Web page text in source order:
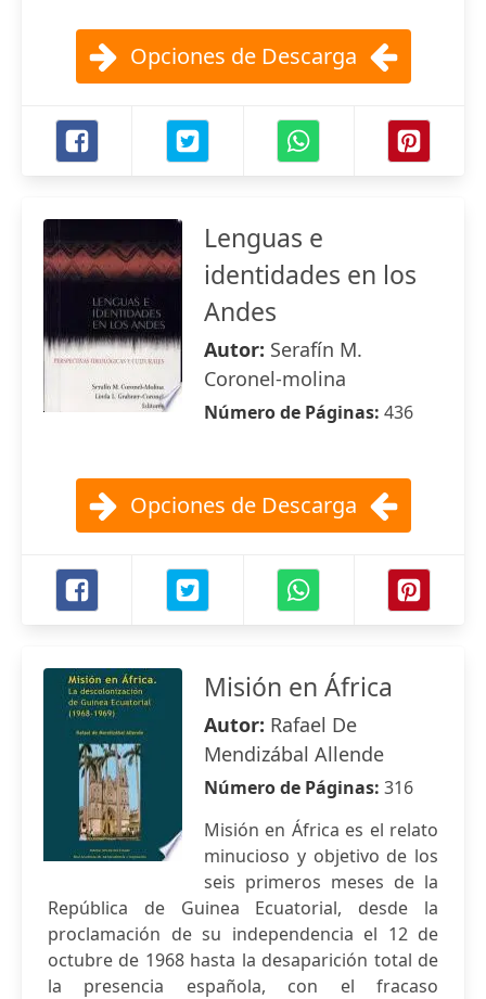
Opciones de Descarga
Lenguas e
identidades en los
Andes
Autor: Serafín M.
Coronel-molina
Número de Páginas: 436
Opciones de Descarga
Misión en África
Autor: Rafael De
Mendizábal Allende
Número de Páginas: 316
Misión en África es el relato
minucioso y objetivo de los
seis primeros meses de la
República de Guinea Ecuatorial, desde la
proclamación de su independencia el 12 de
octubre de 1968 hasta la desaparición total de
la presencia española, con el fracaso